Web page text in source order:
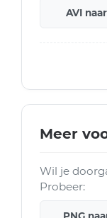
AVI
Meer
Wil je
Probeer: